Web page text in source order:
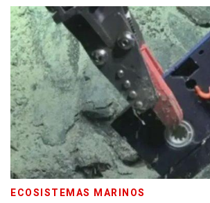
ECOSISTEMAS MARINOS